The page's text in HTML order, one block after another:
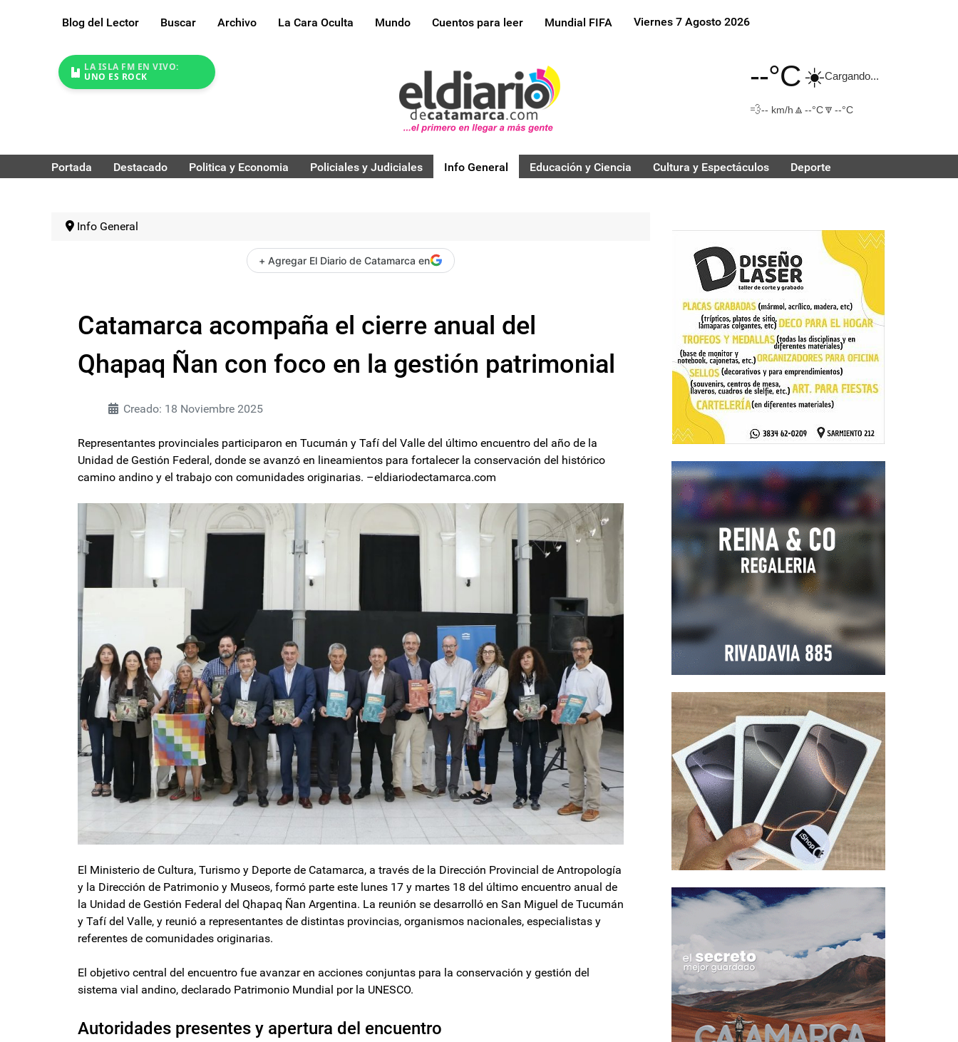
Blog del Lector Buscar Archivo La Cara Oculta Mundo Cuentos para leer Mundial FIFA Viernes 7 Agosto 2026
LA ISLA FM EN VIVO:
UNO ES ROCK
--°C☀️Cargando...
💨-- km/h 🔼 --°C🔽 --°C
Portada Destacado Politica y Economia Policiales y Judiciales Info General Educación y Ciencia Cultura y Espectáculos Deporte
Info General
+ Agregar El Diario de Catamarca en
Catamarca acompaña el cierre anual del
Qhapaq Ñan con foco en la gestión patrimonial
Creado: 18 Noviembre 2025
Representantes provinciales participaron en Tucumán y Tafí del Valle del último encuentro del año de la
Unidad de Gestión Federal, donde se avanzó en lineamientos para fortalecer la conservación del histórico
camino andino y el trabajo con comunidades originarias. –eldiariodectamarca.com
El Ministerio de Cultura, Turismo y Deporte de Catamarca, a través de la Dirección Provincial de Antropología
y la Dirección de Patrimonio y Museos, formó parte este lunes 17 y martes 18 del último encuentro anual de
la Unidad de Gestión Federal del Qhapaq Ñan Argentina. La reunión se desarrolló en San Miguel de Tucumán
y Tafí del Valle, y reunió a representantes de distintas provincias, organismos nacionales, especialistas y
referentes de comunidades originarias.
El objetivo central del encuentro fue avanzar en acciones conjuntas para la conservación y gestión del
sistema vial andino, declarado Patrimonio Mundial por la UNESCO.
Autoridades presentes y apertura del encuentro